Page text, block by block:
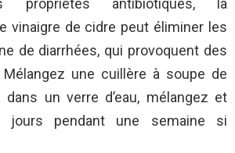
antibiotiques, la
vinaigre de cidre peut éliminer les
de diarrhées, qui provoquent des
une cuillère à soupe de
un verre d’eau, mélangez et
jours pendant une semaine si